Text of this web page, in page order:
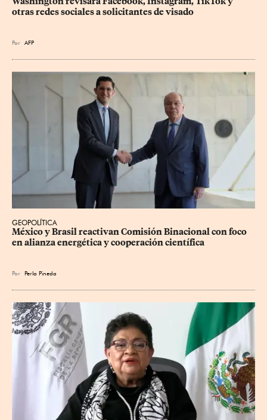
otras redes sociales a solicitantes de visado
Por AFP
GEOPOLÍTICA
México y Brasil reactivan Comisión Binacional con foco
en alianza energética y cooperación científica
Por Perla Pineda